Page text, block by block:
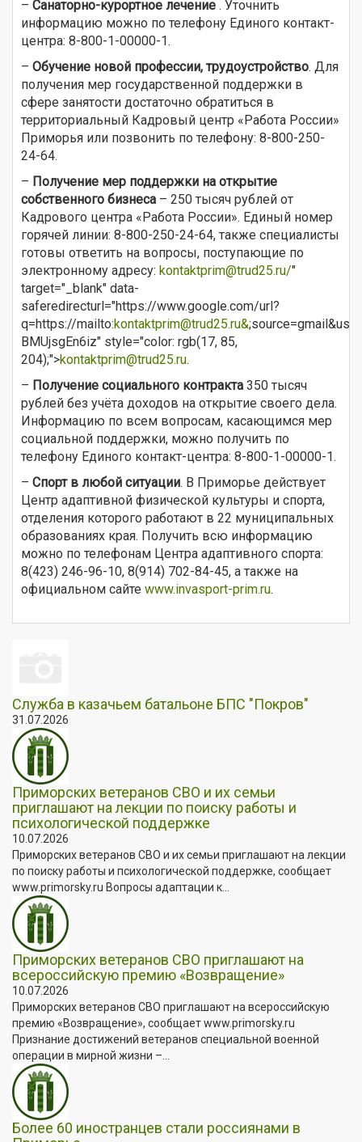
– Санаторно-курортное лечение . Уточнить
информацию можно по телефону Единого контакт-
центра: 8-800-1-00000-1.
– Обучение новой профессии, трудоустройство. Для
получения мер государственной поддержки в
сфере занятости достаточно обратиться в
территориальный Кадровый центр «Работа России»
Приморья или позвонить по телефону: 8-800-250-
24-64.
– Получение мер поддержки на открытие
собственного бизнеса – 250 тысяч рублей от
Кадрового центра «Работа России». Единый номер
горячей линии: 8-800-250-24-64, также специалисты
готовы ответить на вопросы, поступающие по
электронному адресу: kontaktprim@trud25.ru/"
target="_blank" data-
saferedirecturl="https://www.google.com/url?
q=https://mailto:kontaktprim@trud25.ru&
BMUjsgEn6iz" style="color: rgb(17, 85,
204);">kontaktprim@trud25.ru.
– Получение социального контракта 350 тысяч
рублей без учёта доходов на открытие своего дела.
Информацию по всем вопросам, касающимся мер
социальной поддержки, можно получить по
телефону Единого контакт-центра: 8-800-1-00000-1.
– Спорт в любой ситуации. В Приморье действует
Центр адаптивной физической культуры и спорта,
отделения которого работают в 22 муниципальных
образованиях края. Получить всю информацию
можно по телефонам Центра адаптивного спорта:
8(423) 246-96-10, 8(914) 702-84-45, а также на
официальном сайте www.invasport-prim.ru.
Служба в казачьем батальоне БПС "Покров"
31.07.2026
Приморских ветеранов СВО и их семьи
приглашают на лекции по поиску работы и
психологической поддержке
10.07.2026
Приморских ветеранов СВО и их семьи приглашают на лекции
по поиску работы и психологической поддержке, сообщает
www.primorsky.ru Вопросы адаптации к...
Приморских ветеранов СВО приглашают на
всероссийскую премию «Возвращение»
10.07.2026
Приморских ветеранов СВО приглашают на всероссийскую
премию «Возвращение», сообщает www.primorsky.ru
Признание достижений ветеранов специальной военной
операции в мирной жизни –...
Более 60 иностранцев стали россиянами в